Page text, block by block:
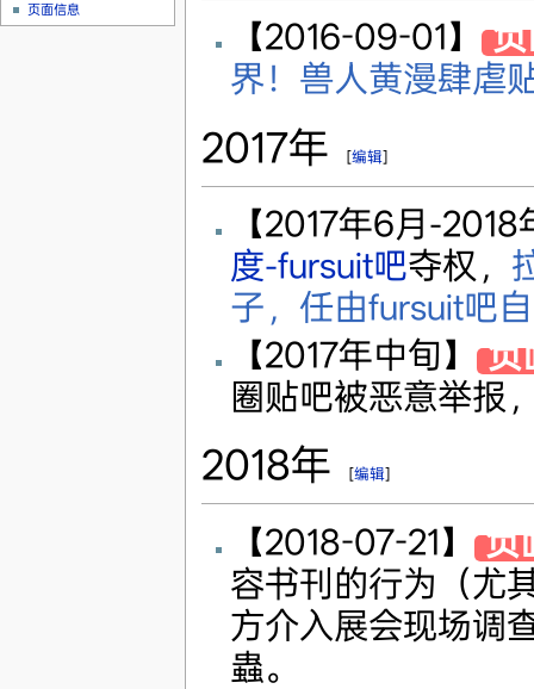
【2016-09-01】 负
界！兽人黄漫肆虐
2017年 [编辑]
【2017年6月-
度-fursuit吧夺权，
子，任由fursuit吧
【2017年中旬】 负
圈贴吧被恶意举报
2018年 [编辑]
【2018-07-21】 负
容书刊的行为（尤
方介入展会现场调
蟲。
页面信息